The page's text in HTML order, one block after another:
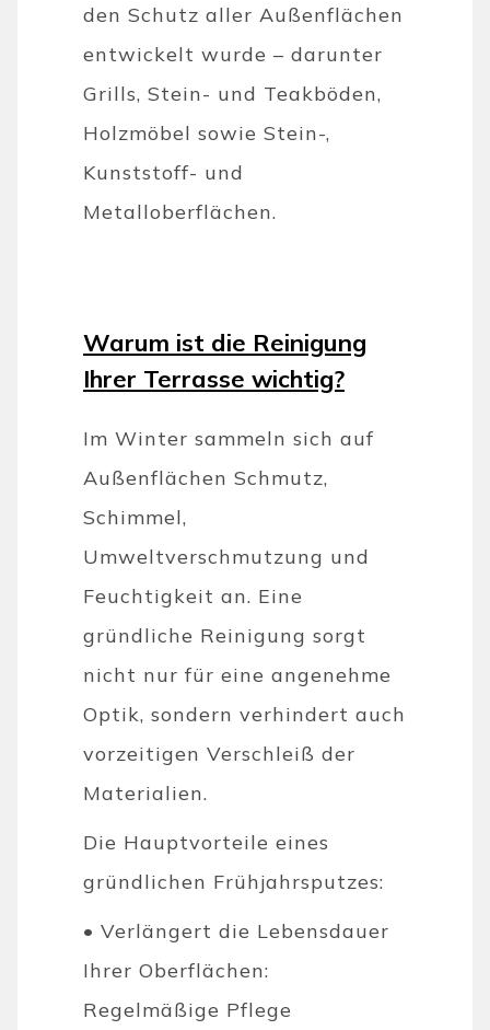
den Schutz aller Außenflächen
entwickelt wurde – darunter
Grills, Stein- und Teakböden,
Holzmöbel sowie Stein-,
Kunststoff- und
Metalloberflächen.
Warum ist die Reinigung
Ihrer Terrasse wichtig?
Im Winter sammeln sich auf
Außenflächen Schmutz,
Schimmel,
Umweltverschmutzung und
Feuchtigkeit an. Eine
gründliche Reinigung sorgt
nicht nur für eine angenehme
Optik, sondern verhindert auch
vorzeitigen Verschleiß der
Materialien.
Die Hauptvorteile eines
gründlichen Frühjahrsputzes:
• Verlängert die Lebensdauer
Ihrer Oberflächen:
Regelmäßige Pflege